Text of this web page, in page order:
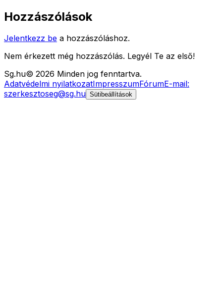
Hozzászólások
Jelentkezz be a hozzászóláshoz.
Nem érkezett még hozzászólás. Legyél Te az első!
Sg.hu© 2026 Minden jog fenntartva.
Adatvédelmi nyilatkozatImpresszumFórumE-mail:
szerkesztoseg@sg.hu Sütibeállítások